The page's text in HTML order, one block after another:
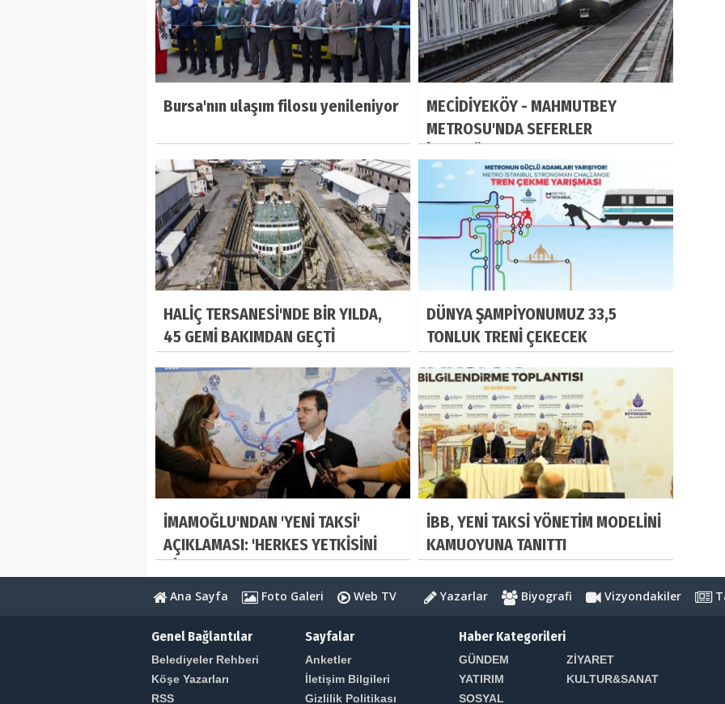
Bursa'nın ulaşım filosu yenileniyor
MECİDİYEKÖY - MAHMUTBEY
METROSU'NDA SEFERLER
BAŞLADI
HALİÇ TERSANESİ'NDE BİR YILDA,
45 GEMİ BAKIMDAN GEÇTİ
DÜNYA ŞAMPİYONUMUZ 33,5
TONLUK TRENİ ÇEKECEK
İMAMOĞLU'NDAN 'YENİ TAKSİ'
AÇIKLAMASI: 'HERKES YETKİSİNİ
İBB, YENİ TAKSİ YÖNETİM MODELİNİ
KAMUOYUNA TANITTI
Ana Sayfa Foto Galeri Web TV Yazarlar Biyografi Vizyondakiler
Genel Bağlantılar
Belediyeler Rehberi
Köşe Yazarları
RSS
Sayfalar
Anketler
İletişim Bilgileri
Gizlilik Politikası
Haber Kategorileri
GÜNDEM
ZİYARET
YATIRIM
KULTUR&SANAT
SOSYAL